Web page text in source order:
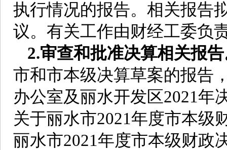
执行情况的报告。相关报告
议。有关工作由财经工委负
2.审查和批准决算相关报
市和市本级决算草案的报告
办公室及丽水开发区2021年
关于丽水市2021年度市本级
丽水市2021年度市本级财政